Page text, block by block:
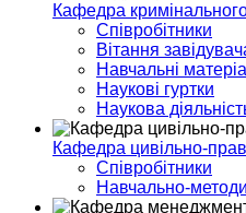
Кафедра
Співробітники
Вітання
Навчальні
Наукові гуртки
Наукова
Кафедра цивільно-
Співробітники
Навчально-